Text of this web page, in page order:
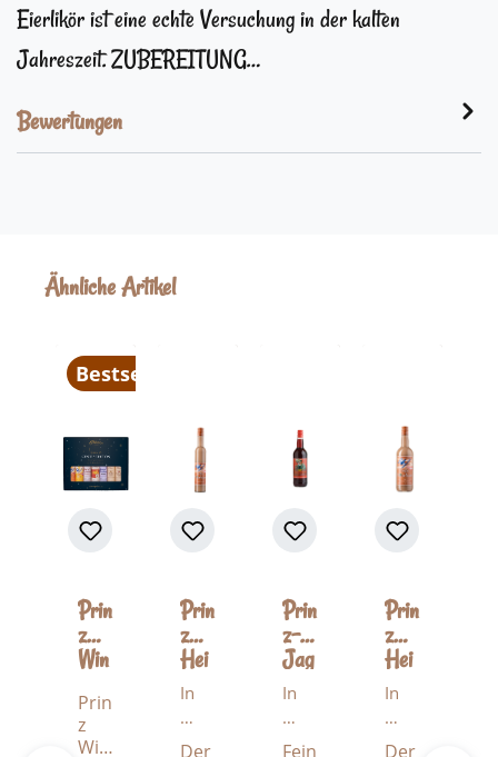
Eierlikör ist eine echte Versuchung in der kalten
Jahreszeit. ZUBEREITUNG…
Bewertungen
Produktgalerie überspringen
Ähnliche Artikel
Bestseller
Prin
z
Win
Gen
uss
Prin
z
Win
Prin
z
Hei
ße-
Has
elnu
In
h
al
Der
Prin
z-
Jag
erte
e
40
In
h
al
Fein
Prin
z
Hei
ße-
Has
elnu
In
h
al
Der